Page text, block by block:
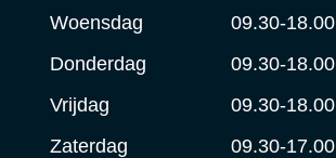
Woensdag
09.30-18.00
Donderdag
09.30-18.00
Vrijdag
09.30-18.00
Zaterdag
09.30-17.00